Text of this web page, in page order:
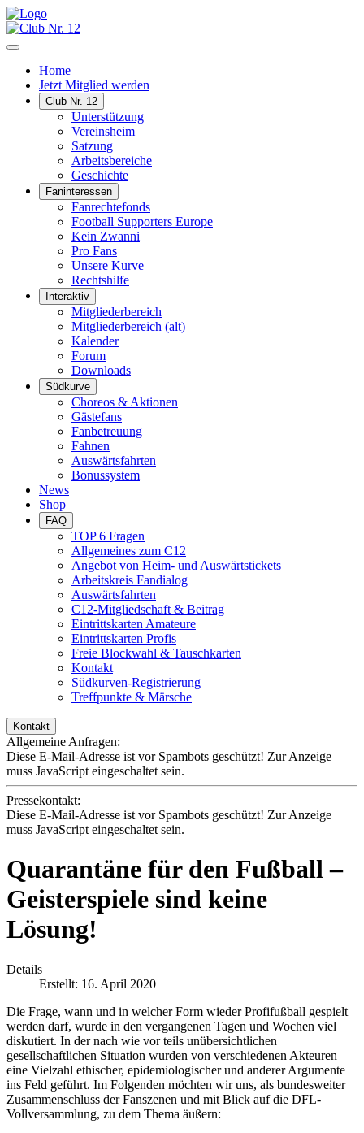
Home
Jetzt Mitglied werden
Club Nr. 12
Unterstützung
Vereinsheim
Satzung
Arbeitsbereiche
Geschichte
Faninteressen
Fanrechtefonds
Football Supporters Europe
Kein Zwanni
Pro Fans
Unsere Kurve
Rechtshilfe
Interaktiv
Mitgliederbereich
Mitgliederbereich (alt)
Kalender
Forum
Downloads
Südkurve
Choreos & Aktionen
Gästefans
Fanbetreuung
Fahnen
Auswärtsfahrten
Bonussystem
News
Shop
FAQ
TOP 6 Fragen
Allgemeines zum C12
Angebot von Heim- und Auswärtstickets
Arbeitskreis Fandialog
Auswärtsfahrten
C12-Mitgliedschaft & Beitrag
Eintrittskarten Amateure
Eintrittskarten Profis
Freie Blockwahl & Tauschkarten
Kontakt
Südkurven-Registrierung
Treffpunkte & Märsche
Kontakt
Allgemeine Anfragen:
Diese E-Mail-Adresse ist vor Spambots geschützt! Zur Anzeige
muss JavaScript eingeschaltet sein.
Pressekontakt:
Diese E-Mail-Adresse ist vor Spambots geschützt! Zur Anzeige
muss JavaScript eingeschaltet sein.
Quarantäne für den Fußball –
Geisterspiele sind keine
Lösung!
Details
Erstellt: 16. April 2020
Die Frage, wann und in welcher Form wieder Profifußball gespielt
werden darf, wurde in den vergangenen Tagen und Wochen viel
diskutiert. In der nach wie vor teils unübersichtlichen
gesellschaftlichen Situation wurden von verschiedenen Akteuren
eine Vielzahl ethischer, epidemiologischer und anderer Argumente
ins Feld geführt. Im Folgenden möchten wir uns, als bundesweiter
Zusammenschluss der Fanszenen und mit Blick auf die DFL-
Vollversammlung, zu dem Thema äußern: